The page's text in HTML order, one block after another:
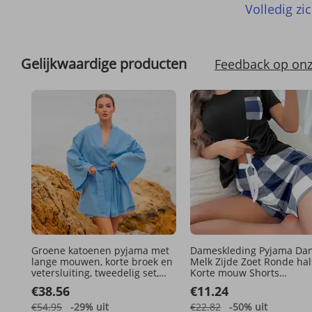
Volledig
Gelijkwaardige producten Feedback op
Groene katoenen pyjama met
lange mouwen, korte broek en
vetersluiting, tweedelig set,
Europese en Amerikaanse
herfstcollectie, groothandel,
nieuw huis
€38.56
€54.95 -29% uit
Dameskleding Pyjama
Melk Zijde Zoet Ronde
Korte mouw Shorts
Huiskledingset
€11.24
€22.82 -50% uit